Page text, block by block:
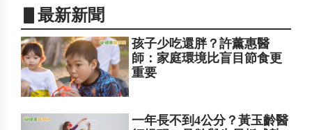
▋最新新聞
孩子少吃還胖？許薰惠醫
師：家庭環境比盲目節食更
重要
一年長不到4公分？黃玉齡醫